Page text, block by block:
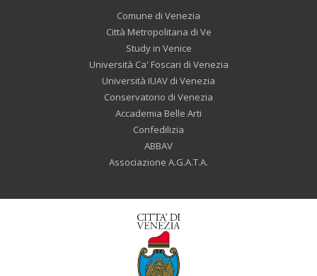
Comune di Venezia
Città Metropolitana di Ve
Study in Venice
Università Ca' Foscari di Venezia
Università IUAV di Venezia
Conservatorio di Venezia
Accademia Belle Arti
Confedilizia
ABBAV
Associazione A.G.A.T.A.